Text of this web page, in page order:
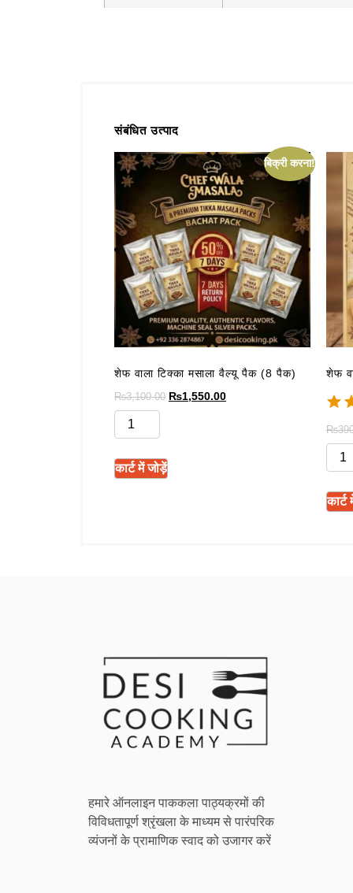
संबंधित उत्पाद
बिक्री करना!
शेफ वाला टिक्का मसाला वैल्यू पैक (8 पैक)
₨3,100.00 ₨1,550.00
कार्ट में जोड़ें
शेफ
₨
कार्ट
हमारे ऑनलाइन पाककला पाठ्यक्रमों की
विविधतापूर्ण श्रृंखला के माध्यम से पारंपरिक
व्यंजनों के प्रामाणिक स्वाद को उजागर करें